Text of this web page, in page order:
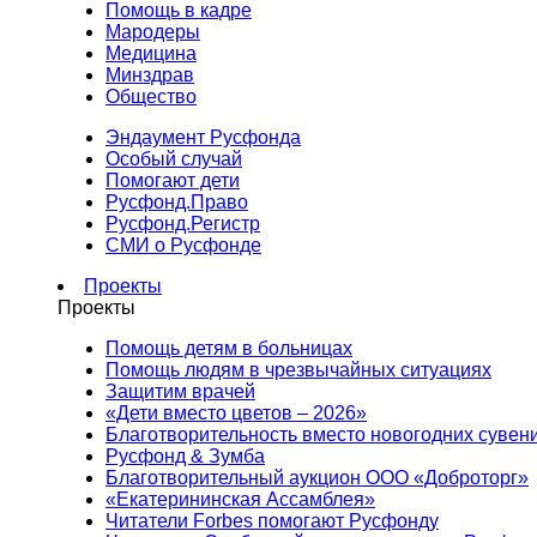
Помощь в кадре
Мародеры
Медицина
Минздрав
Общество
Эндаумент Русфонда
Особый случай
Помогают дети
Русфонд.Право
Русфонд.Регистр
СМИ о Русфонде
Проекты
Проекты
Помощь детям в больницах
Помощь людям в чрезвычайных ситуациях
Защитим врачей
«Дети вместо цветов – 2026»
Благотворительность вместо новогодних
Русфонд & Зумба
Благотворительный аукцион ООО «Доброторг»
«Екатерининская Ассамблея»
Читатели Forbes помогают Русфонду